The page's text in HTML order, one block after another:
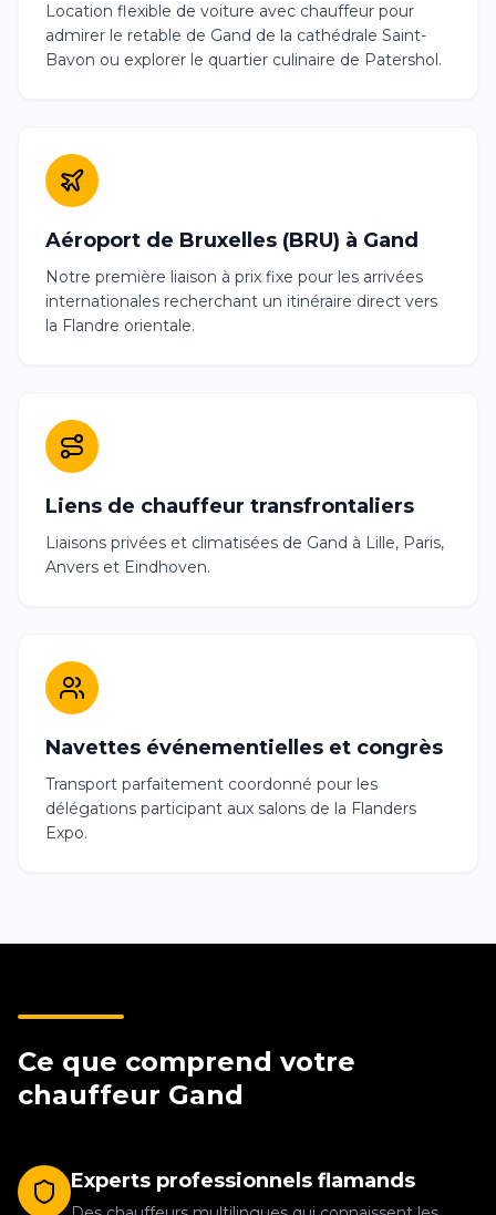
Location flexible de voiture avec chauffeur pour
admirer le retable de Gand de la cathédrale Saint-
Bavon ou explorer le quartier culinaire de Patershol.
Aéroport de Bruxelles (BRU) à Gand
Notre première liaison à prix fixe pour les arrivées
internationales recherchant un itinéraire direct vers
la Flandre orientale.
Liens de chauffeur transfrontaliers
Liaisons privées et climatisées de Gand à Lille, Paris,
Anvers et Eindhoven.
Navettes événementielles et congrès
Transport parfaitement coordonné pour les
délégations participant aux salons de la Flanders
Expo.
Ce que comprend votre
chauffeur Gand
Experts professionnels flamands